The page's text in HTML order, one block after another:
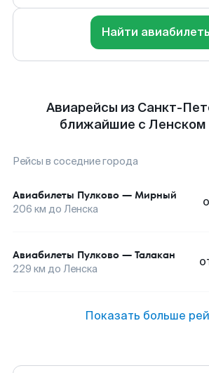
Найти
Авиарейсы из Санкт-
ближайшие с Ленском
Рейсы в соседние города
Авиабилеты Пулково — Мирный
206 км до Ленска
Авиабилеты Пулково — Талакан
229 км до Ленска
Показать больше